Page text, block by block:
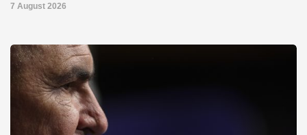
7 August 2026